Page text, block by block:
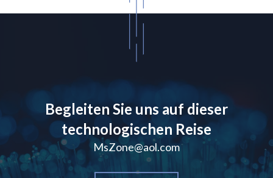
Begleiten Sie uns auf dieser
technologischen Reise
MsZone@aol.com